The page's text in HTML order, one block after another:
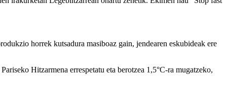
horrek kutsadura masiboaz gain, jendearen eskubideak ere
Hitzarmena errespetatu eta berotzea 1,5°C-ra mugatzeko,